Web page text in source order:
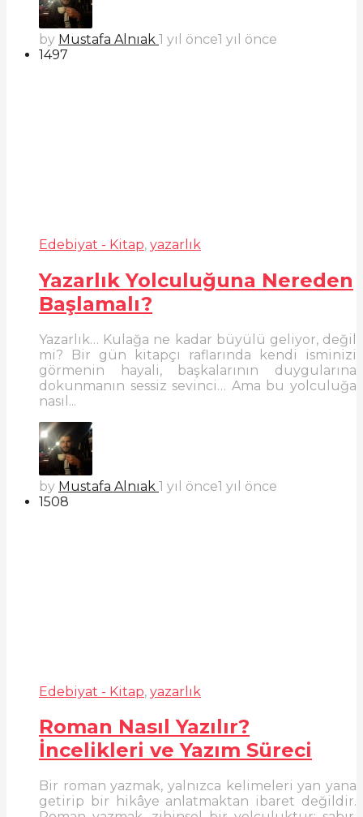
by Mustafa Alnıak 1 yıl önce1 yıl önce
1497
Edebiyat - Kitap, yazarlık
Yazarlık Yolculuğuna Nereden
Başlamalı?
Yazarlık… Kulağa ne kadar büyülü geliyor, değil
mi? Bir gün kitapçı raflarında kendi isminizi
görmenin hayali, başkalarının duygularına
dokunmanın sessiz sevinci… Ama bu yolculuğa
nasıl...
by Mustafa Alnıak 1 yıl önce1 yıl önce
1508
Edebiyat - Kitap, yazarlık
Roman Nasıl Yazılır?
İncelikleri ve Yazım Süreci
Bir roman yazmak, yalnızca kelimeleri yan yana
getirip bir hikâye anlatmaktan ibaret değildir.